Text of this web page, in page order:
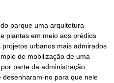
do parque uma arquitetura
plantas em meio aos prédios
urbanos mais admirados
de mobilização de uma
parte da administração
desenharam-no para que nele